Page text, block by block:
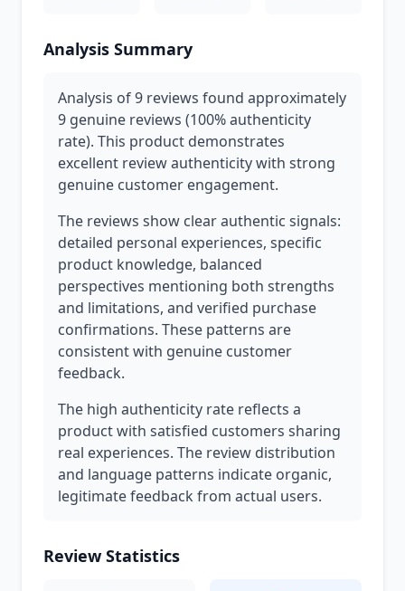
Analysis Summary
Analysis of 9 reviews found approximately
9 genuine reviews (100% authenticity
rate). This product demonstrates
excellent review authenticity with strong
genuine customer engagement.
The reviews show clear authentic signals:
detailed personal experiences, specific
product knowledge, balanced
perspectives mentioning both strengths
and limitations, and verified purchase
confirmations. These patterns are
consistent with genuine customer
feedback.
The high authenticity rate reflects a
product with satisfied customers sharing
real experiences. The review distribution
and language patterns indicate organic,
legitimate feedback from actual users.
Review Statistics